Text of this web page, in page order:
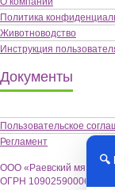
Политика
Животноводство
Инструкция
Документы
Пользовательское
Регламент
ООО «Раевский
ОГРН 1090259000622
🔍